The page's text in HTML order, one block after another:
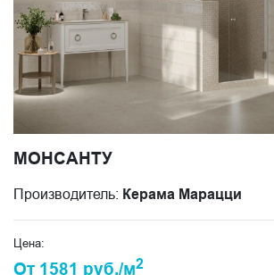
МОНСАНТУ
Производитель: Керама Марацци
Цена:
От 1581 руб./м2